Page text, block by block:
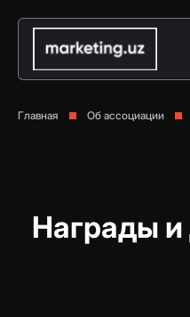
Главная Об ассоциации
Награды